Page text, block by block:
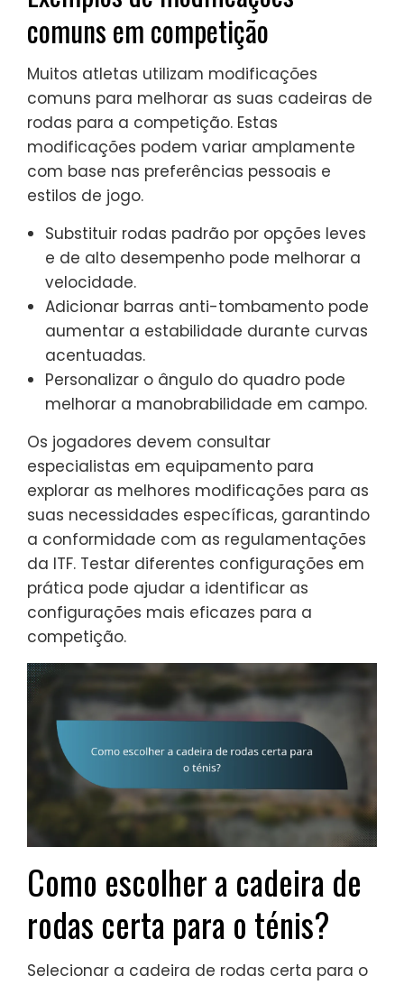
comuns em competição
Muitos atletas utilizam modificações
comuns para melhorar as suas cadeiras de
rodas para a competição. Estas
modificações podem variar amplamente
com base nas preferências pessoais e
estilos de jogo.
Substituir rodas padrão por opções leves
e de alto desempenho pode melhorar a
velocidade.
Adicionar barras anti-tombamento pode
aumentar a estabilidade durante curvas
acentuadas.
Personalizar o ângulo do quadro pode
melhorar a manobrabilidade em campo.
Os jogadores devem consultar
especialistas em equipamento para
explorar as melhores modificações para as
suas necessidades específicas, garantindo
a conformidade com as regulamentações
da ITF. Testar diferentes configurações em
prática pode ajudar a identificar as
configurações mais eficazes para a
competição.
Como escolher a cadeira de
rodas certa para o ténis?
Selecionar a cadeira de rodas certa para o